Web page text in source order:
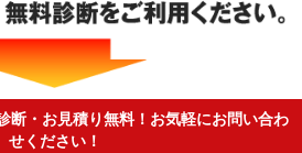
・お見積り無料！お気軽にお問い合わ
せください！